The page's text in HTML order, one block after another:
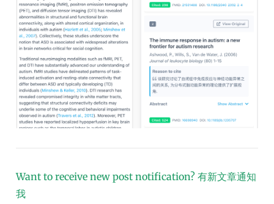
Want to receive new post notification? 有新文章通知
我